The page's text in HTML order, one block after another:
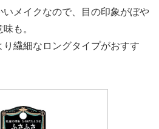
メイクなので、目の印象がぼや
も。
繊細なロングタイプがおすす